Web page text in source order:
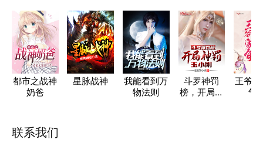
都市之战神
奶爸
星脉战神
我能看到万
物法则
斗罗神罚
榜，开局神
王爷
气
联系我们